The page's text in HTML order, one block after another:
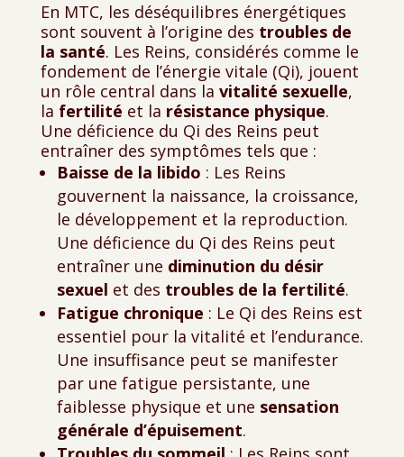
En MTC, les déséquilibres énergétiques
sont souvent à l’origine des troubles de
la santé. Les Reins, considérés comme le
fondement de l’énergie vitale (Qi), jouent
un rôle central dans la vitalité sexuelle,
la fertilité et la résistance physique.
Une déficience du Qi des Reins peut
entraîner des symptômes tels que :
Baisse de la libido : Les Reins
gouvernent la naissance, la croissance,
le développement et la reproduction.
Une déficience du Qi des Reins peut
entraîner une diminution du désir
sexuel et des troubles de la fertilité.
Fatigue chronique : Le Qi des Reins est
essentiel pour la vitalité et l’endurance.
Une insuffisance peut se manifester
par une fatigue persistante, une
faiblesse physique et une sensation
générale d’épuisement.